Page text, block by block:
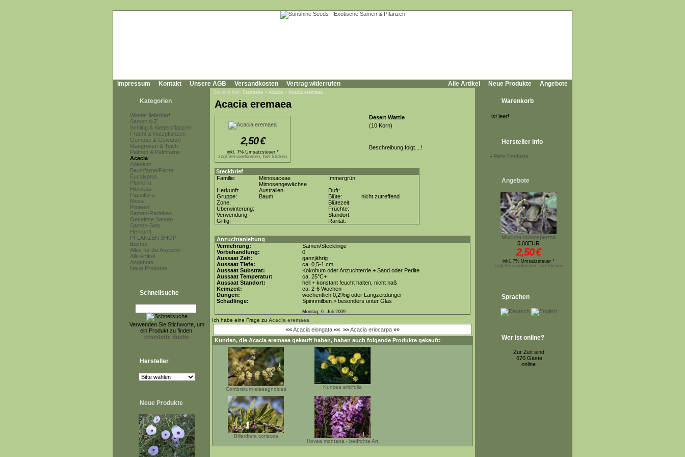
Impressum Kontakt Unsere AGB Versandkosten Vertrag widerrufen Alle Artikel Neue Produkte Angebote
Kategorien
Wieder lieferbar!
Samen A-Z
Schling & Kletterpflanzen
Frucht & Nutzpflanzen
Gemüse & Gewürze
Mangroven & Teich
Palmen & Palmfarne
Acacia
Adenium
Baumfarne/Farne
Eucalyptus
Plumeria
Hibiskus
Passiflora
Musa
Proteen
Samen-Raritäten
Gekeimte Samen
Samen-Sets
Herkunft
PFLANZEN SHOP
Bücher
Alles für die Anzucht
Alle Artikel
Angebote
Neue Produkte
Schnellsuche
Verwenden Sie Stichworte, um
ein Produkt zu finden.
erweiterte Suche
Hersteller
Neue Produkte
Sie sind hier: Startseite » Acacia » Acacia eremaea
Acacia eremaea
2,50€
inkl. 7% Umsatzsteuer *
zzgl.Versandkosten, hier klicken
Desert Wattle
(10 Korn)
Beschreibung folgt....!
Steckbrief
Familie:
Mimosaceae
Mimosengewächse
Immergrün:
Herkunft:
Australien
Duft:
Gruppe:
Baum Blüte:
nicht zutreffend
Zone:
Blütezeit:
Überwinterung:
Früchte:
Verwendung:
Standort:
Giftig:
Rarität:
Anzuchtanleitung
Vermehrung:
Samen/Stecklinge
Vorbehandlung:
0
Aussaat Zeit:
ganzjährig
Aussaat Tiefe:
ca. 0,5-1 cm
Aussaat Substrat:
Kokohum oder Anzuchterde + Sand oder Perlite
Aussaat Temperatur:
ca. 25°C+
Aussaat Standort:
hell + konstant feucht halten, nicht naß
Keimzeit:
ca. 2-6 Wochen
Düngen:
wöchentlich 0,2%ig oder Langzeitdünger
Schädlinge:
Spinnmilben > besonders unter Glas
Montag, 6. Juli 2009
Ich habe eine Frage zu Acacia eremaea
««Acacia elongata«« »»Acacia eriocarpa»»
Kunden, die Acacia eremaea gekauft haben, haben auch folgende Produkte gekauft:
Combretum elaeagnoides Kunzea ericifolia
Billardiera coriacea
Hovea montana - bedrohte Art
Warenkorb
ist leer!
Hersteller Info
- Mehr Produkte
Angebote
Mucuna monosperma
5,00EUR
2,50€
inkl. 7% Umsatzsteuer *
zzgl.Versandkosten, hier klicken
Sprachen
Wer ist online?
Zur Zeit sind
670 Gäste
online.